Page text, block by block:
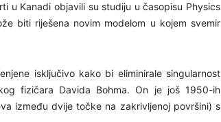
u Kanadi objavili su studiju u časopisu Physics
biti riješena novim modelom u kojem svemir
isključivo kako bi eliminirale singularnost
fizičara Davida Bohma. On je još 1950-ih
između dvije točke na zakrivljenoj površini) s